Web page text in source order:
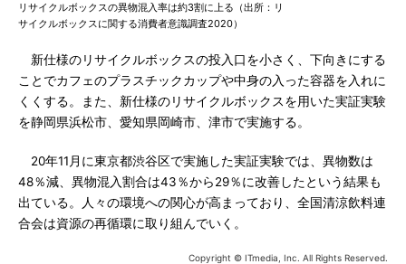
リサイクルボックスの異物混入率は約3割に上る（出所：リ
サイクルボックスに関する消費者意識調査2020）
新仕様のリサイクルボックスの投入口を小さく、下向きにする
ことでカフェのプラスチックカップや中身の入った容器を入れに
くくする。また、新仕様のリサイクルボックスを用いた実証実験
を静岡県浜松市、愛知県岡崎市、津市で実施する。
20年11月に東京都渋谷区で実施した実証実験では、異物数は
48％減、異物混入割合は43％から29％に改善したという結果も
出ている。人々の環境への関心が高まっており、全国清涼飲料連
合会は資源の再循環に取り組んでいく。
Copyright © ITmedia, Inc. All Rights Reserved.